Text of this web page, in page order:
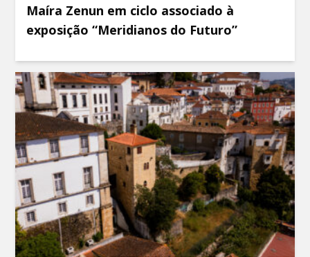
Maíra Zenun em ciclo associado à
exposição “Meridianos do Futuro”